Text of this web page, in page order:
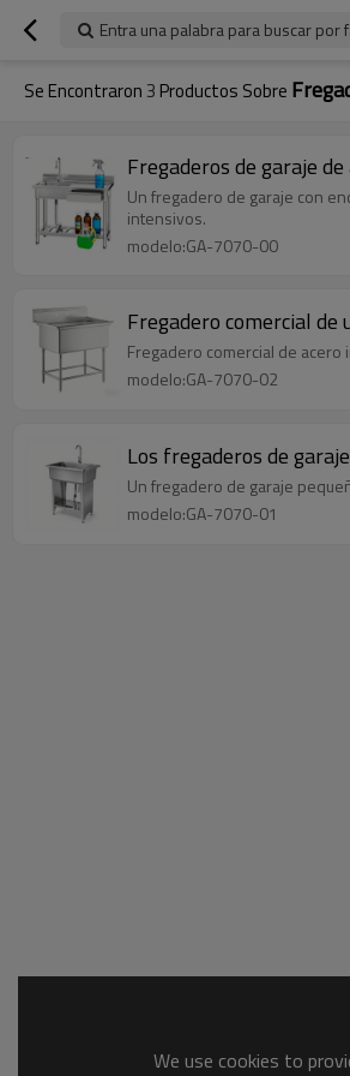
Entra una palabra para buscar por
Se Encontraron3 Productos Sobre
Fregaderos de garaje
Un fregadero de garaje con
intensivos.
modelo:GA-7070-00
Fregadero comercial
Fregadero comercial de
modelo:GA-7070-02
Los fregaderos de
Un fregadero de garaje
modelo:GA-7070-01
We use cookies to